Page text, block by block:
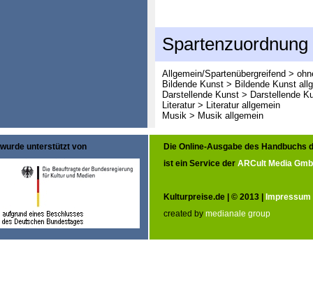
Spartenzuordnung
Allgemein/Spartenübergreifend >
Bildende Kunst > Bildende Kunst
Darstellende Kunst > Darstellende
Literatur > Literatur allgemein
Musik > Musik allgemein
wurde unterstützt von
Die Online-Ausgabe des Handbuchs
ist ein Service der ARCult Media
Kulturpreise.de | © 2013 | Impressum
created by medianale group